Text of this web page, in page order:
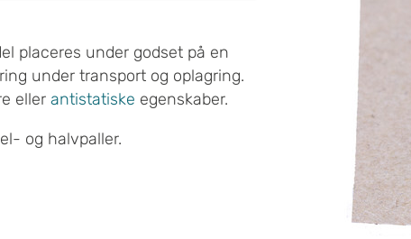
placeres under godset på en
under transport og oplagring.
eller antistatiske egenskaber.
og halvpaller.